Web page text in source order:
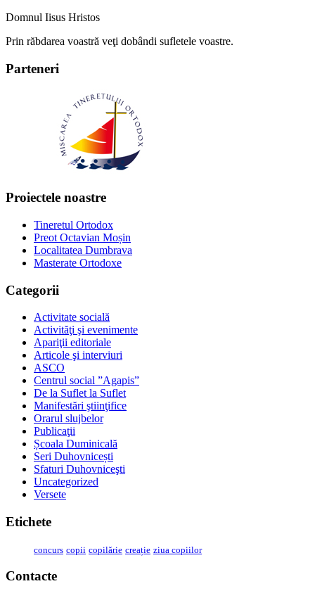
Domnul Iisus Hristos
Prin răbdarea voastră veţi dobândi sufletele voastre.
Parteneri
Proiectele noastre
Tineretul Ortodox
Preot Octavian Moșin
Localitatea Dumbrava
Masterate Ortodoxe
Categorii
Activitate socială
Activităţi şi evenimente
Apariţii editoriale
Articole şi interviuri
ASCO
Centrul social ”Agapis”
De la Suflet la Suflet
Manifestări ştiinţifice
Orarul slujbelor
Publicaţii
Școala Duminicală
Seri Duhovnicești
Sfaturi Duhovniceşti
Uncategorized
Versete
Etichete
concurs copii copilărie creație ziua copiilor
Contacte